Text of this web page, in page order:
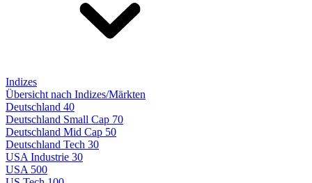
Indizes
Übersicht nach Indizes/Märkten
Deutschland 40
Deutschland Small Cap 70
Deutschland Mid Cap 50
Deutschland Tech 30
USA Industrie 30
USA 500